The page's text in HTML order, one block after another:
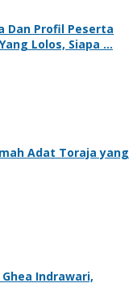
Dan Profil Peserta
Lolos, Siapa …
Adat Toraja yang
Indrawari,